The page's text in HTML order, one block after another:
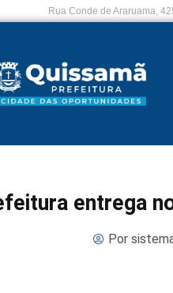
Rua Conde de Araruama,
entrega
Por